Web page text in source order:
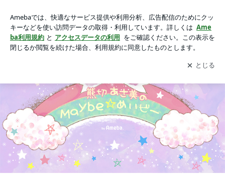
ー」Powered by Ameba
アプリをダウンロードして ブログの更新通知
を受け取りまし
ょう。
開く